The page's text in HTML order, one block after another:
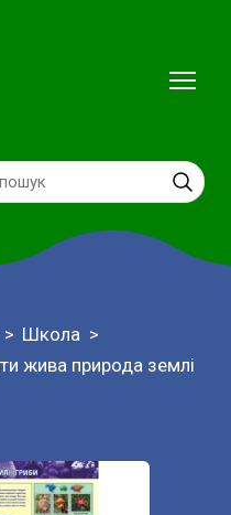
Школа
жива природа землі